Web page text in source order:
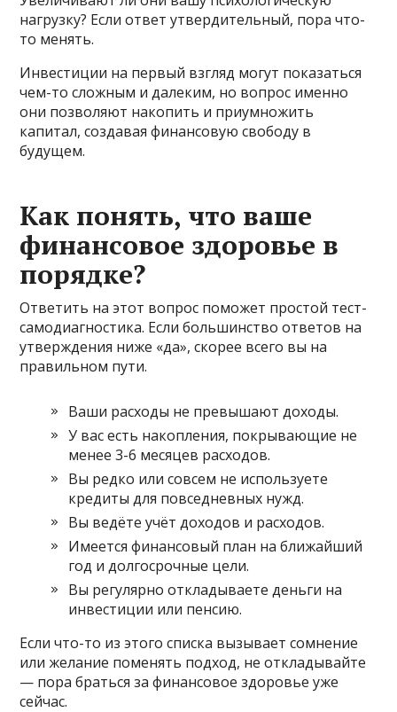
нагрузку? Если ответ утвердительный, пора что-
то менять.
Инвестиции на первый взгляд могут показаться
чем-то сложным и далеким, но вопрос именно
они позволяют накопить и приумножить
капитал, создавая финансовую свободу в
будущем.
Как понять, что ваше
финансовое здоровье в
порядке?
Ответить на этот вопрос поможет простой тест-
самодиагностика. Если большинство ответов на
утверждения ниже «да», скорее всего вы на
правильном пути.
Ваши расходы не превышают доходы.
У вас есть накопления, покрывающие не
менее 3-6 месяцев расходов.
Вы редко или совсем не используете
кредиты для повседневных нужд.
Вы ведёте учёт доходов и расходов.
Имеется финансовый план на ближайший
год и долгосрочные цели.
Вы регулярно откладываете деньги на
инвестиции или пенсию.
Если что-то из этого списка вызывает сомнение
или желание поменять подход, не откладывайте
— пора браться за финансовое здоровье уже
сейчас.